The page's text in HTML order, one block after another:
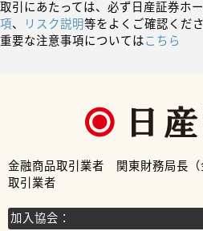
取引にあたっては、必ず日産証券ホ
項、 リスク説明等をよくご確認くださ
重要な注意事項についてはこちら
金融商品取引業者 関東財務局長
取引業者
加入協会：